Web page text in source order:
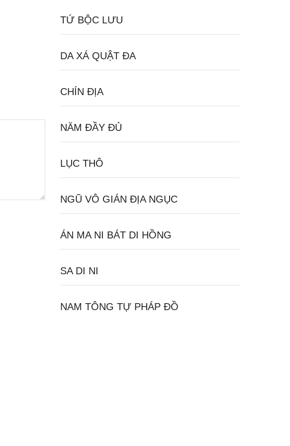
TỨ BỘC LƯU
DA XÁ QUẬT ĐA
CHÍN ĐỊA
NĂM ĐẦY ĐỦ
LỤC THÔ
NGŨ VÔ GIÁN ĐỊA NGỤC
ÁN MA NI BÁT DI HỒNG
SA DI NI
NAM TÔNG TỰ PHÁP ĐỒ